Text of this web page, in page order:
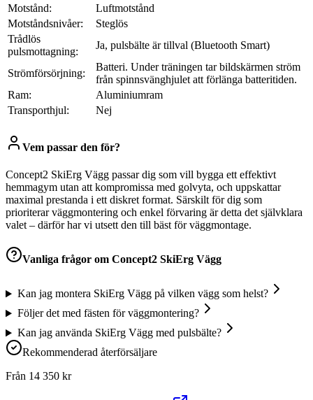
Motstånd:
Luftmotstånd
Motståndsnivåer:
Steglös
Trådlös
pulsmottagning:
Ja, pulsbälte är tillval (Bluetooth Smart)
Strömförsörjning:
Batteri. Under träningen tar bildskärmen ström
från spinnsvänghjulet att förlänga batteritiden.
Ram:
Aluminiumram
Transporthjul:
Nej
Vem passar den för?
Concept2 SkiErg Vägg passar dig som vill bygga ett effektivt
hemmagym utan att kompromissa med golvyta, och uppskattar
maximal prestanda i ett diskret format. Särskilt för dig som
prioriterar väggmontering och enkel förvaring är detta det självklara
valet – därför har vi utsett den till bäst för väggmontage.
Vanliga frågor om Concept2 SkiErg Vägg
Kan jag montera SkiErg Vägg på vilken vägg som helst?
Följer det med fästen för väggmontering?
Kan jag använda SkiErg Vägg med pulsbälte?
Rekommenderad återförsäljare
Från 14 350 kr